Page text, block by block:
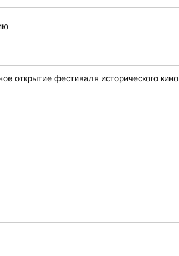
открытие фестиваля исторического кино